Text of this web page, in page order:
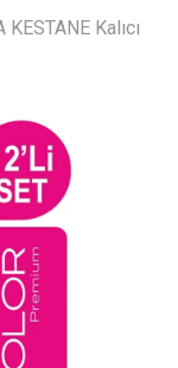
Kalıcı